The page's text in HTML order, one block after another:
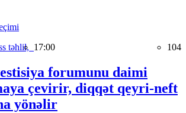
təhlil, 17:00 104
forumunu daimi
çevirir, diqqət qeyri-neft
yönəlir